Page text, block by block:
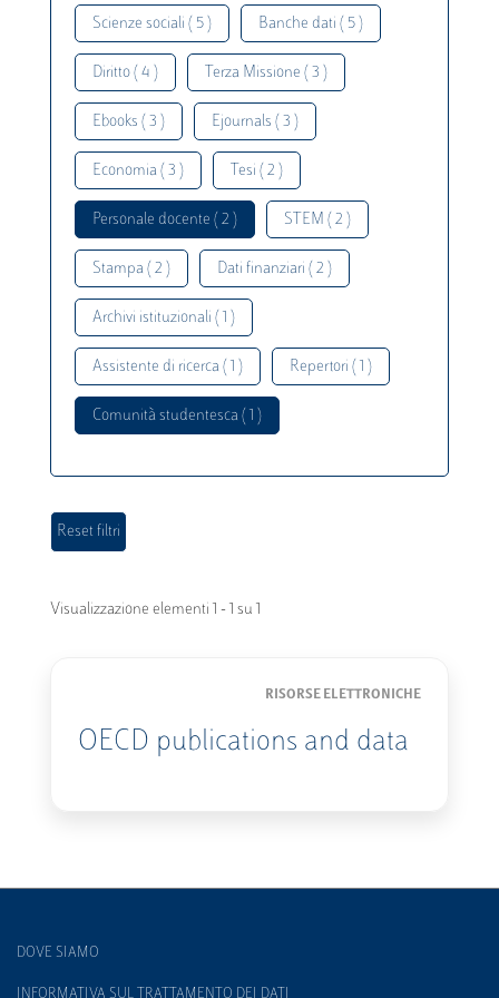
Scienze sociali ( 5 ) Banche dati ( 5 )
Diritto ( 4 ) Terza Missione ( 3 )
Ebooks ( 3 ) Ejournals ( 3 )
Economia ( 3 ) Tesi ( 2 )
Personale docente ( 2 ) STEM ( 2 )
Stampa ( 2 ) Dati finanziari ( 2 )
Archivi istituzionali ( 1 )
Assistente di ricerca ( 1 ) Repertori ( 1 )
Comunità studentesca ( 1 )
Visualizzazione elementi 1 - 1 su 1
RISORSE ELETTRONICHE
OECD publications and data
DOVE SIAMO
INFORMATIVA SUL TRATTAMENTO DEI DATI